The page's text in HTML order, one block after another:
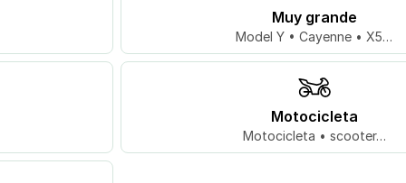
Muy grande
Model Y • Cayenne • X5…
Motocicleta
Motocicleta • scooter…